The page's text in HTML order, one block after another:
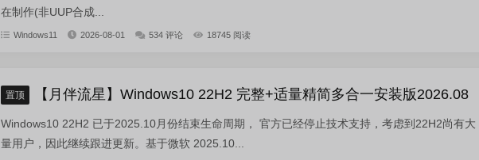
在制作(非UUP合成...
Windows11 2026-08-01 534 评论 18745 阅读
置顶 【月伴流星】Windows10 22H2 完整+适量精简多合一安装版2026.08
Windows10 22H2 已于2025.10月份结束生命周期， 官方已经停止技术支持，考虑到22H2尚有大
量用户，因此继续跟进更新。基于微软 2025.10...